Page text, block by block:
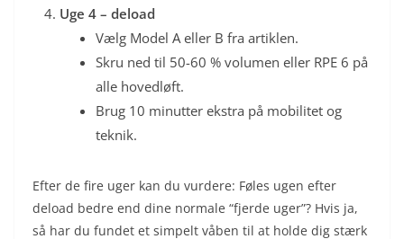
Uge 4 – deload
Vælg Model A eller B fra artiklen.
Skru ned til 50-60 % volumen eller RPE 6 på
alle hovedløft.
Brug 10 minutter ekstra på mobilitet og
teknik.
Efter de fire uger kan du vurdere: Føles ugen efter
deload bedre end dine normale “fjerde uger”? Hvis ja,
så har du fundet et simpelt våben til at holde dig stærk